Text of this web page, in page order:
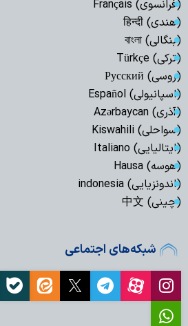
(فرانسوی) Français
(هندی) हिन्दी
(بنگالی) বাংলা
(ترکی) Türkçe
(روسی) Русский
(اسپانیولی) Español
(آذری) Azərbaycan
(سواحلی) Kiswahili
(ایتالیایی) Italiano
(هوسه) Hausa
(اندونزیایی) indonesia
(چینی) 中文
شبکه‌های اجتماعی